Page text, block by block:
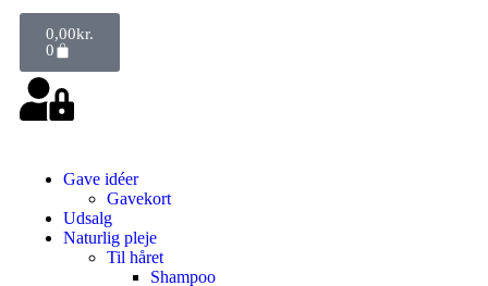
0,00kr.
0
Gave idéer
Gavekort
Udsalg
Naturlig pleje
Til håret
Shampoo